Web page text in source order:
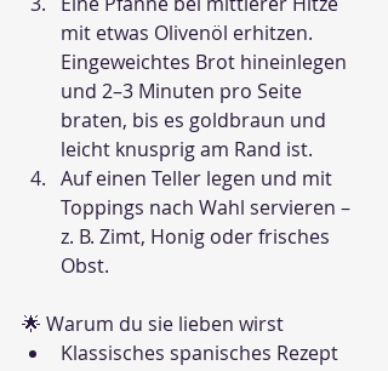
mit etwas Olivenöl erhitzen.
Eingeweichtes Brot hineinlegen
und 2–3 Minuten pro Seite
braten, bis es goldbraun und
leicht knusprig am Rand ist.
Auf einen Teller legen und mit
Toppings nach Wahl servieren –
z. B. Zimt, Honig oder frisches
Obst.
🌟 Warum du sie lieben wirst
Klassisches spanisches Rezept